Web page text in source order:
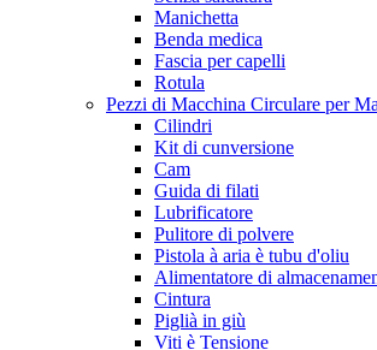
Manichetta
Benda medica
Fascia per capelli
Rotula
Pezzi di Macchina Circulare per
Cilindri
Kit di cunversione
Cam
Guida di filati
Lubrificatore
Pulitore di polvere
Pistola à aria è tubu d'oliu
Alimentatore di
Cintura
Piglià in giù
Viti è Tensione